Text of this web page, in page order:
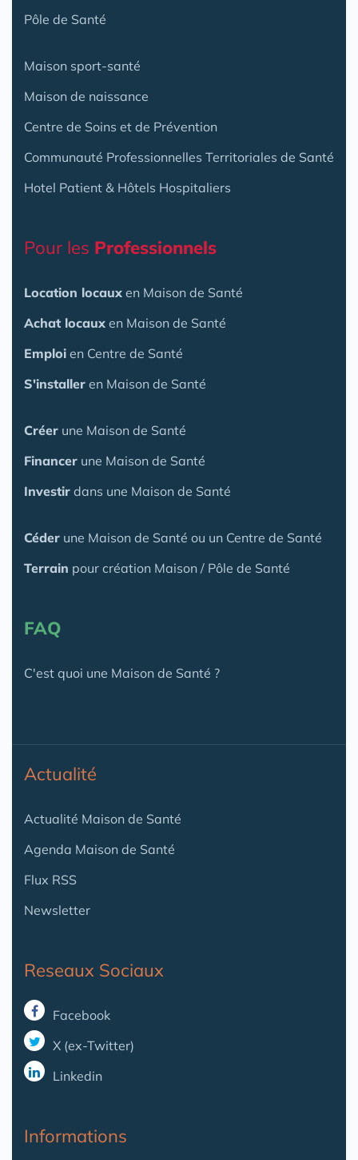
Pôle de Santé
Maison sport-santé
Maison de naissance
Centre de Soins et de Prévention
Communauté Professionnelles Territoriales de Santé
Hotel Patient & Hôtels Hospitaliers
Pour les Professionnels
Location locaux en Maison de Santé
Achat locaux en Maison de Santé
Emploi en Centre de Santé
S'installer en Maison de Santé
Créer une Maison de Santé
Financer une Maison de Santé
Investir dans une Maison de Santé
Céder une Maison de Santé ou un Centre de Santé
Terrain pour création Maison / Pôle de Santé
FAQ
C'est quoi une Maison de Santé ?
Actualité
Actualité Maison de Santé
Agenda Maison de Santé
Flux RSS
Newsletter
Reseaux Sociaux
Facebook
X (ex-Twitter)
Linkedin
Informations